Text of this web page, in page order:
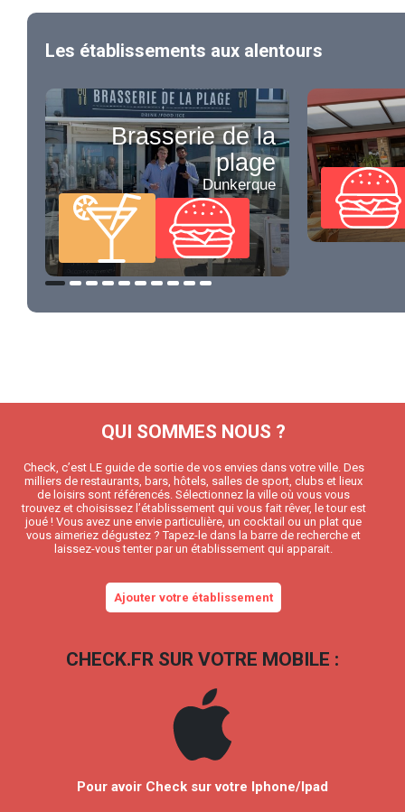
Les établissements aux alentours
Brasserie de la
plage
Dunkerque
QUI SOMMES NOUS ?
Check, c’est LE guide de sortie de vos envies dans votre ville. Des
milliers de restaurants, bars, hôtels, salles de sport, clubs et lieux
de loisirs sont référencés. Sélectionnez la ville où vous vous
trouvez et choisissez l’établissement qui vous fait rêver, le tour est
joué ! Vous avez une envie particulière, un cocktail ou un plat que
vous aimeriez dégustez ? Tapez-le dans la barre de recherche et
laissez-vous tenter par un établissement qui apparait.
Ajouter votre établissement
CHECK.FR SUR VOTRE MOBILE :
Pour avoir Check sur votre Iphone/Ipad